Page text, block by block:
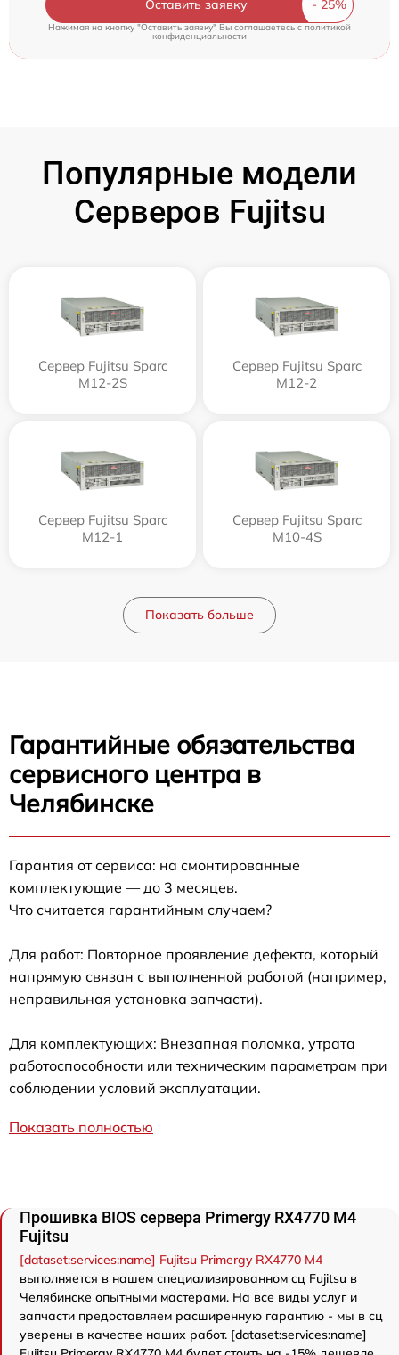
Оставить заявку
Нажимая на кнопку "Оставить заявку" Вы соглашаетесь cполитикой
конфиденциальности
Популярные модели
Серверов Fujitsu
Сервер Fujitsu Sparc
M12-2S
Сервер Fujitsu Sparc
M12-2
Сервер Fujitsu Sparc
M12-1
Сервер Fujitsu Sparc
M10-4S
Показать больше
Гарантийные обязательства
сервисного центра в
Челябинске
Гарантия от сервиса: на смонтированные
комплектующие — до 3 месяцев.
Что считается гарантийным случаем?
Для работ: Повторное проявление дефекта, который
напрямую связан с выполненной работой (например,
неправильная установка запчасти).
Для комплектующих: Внезапная поломка, утрата
работоспособности или техническим параметрам при
соблюдении условий эксплуатации.
Показать полностью
Прошивка BIOS сервера Primergy RX4770 M4
Fujitsu
[dataset:services:name] Fujitsu Primergy RX4770 M4
выполняется в нашем специализированном сц Fujitsu в
Челябинске опытными мастерами. На все виды услуг и
запчасти предоставляем расширенную гарантию - мы в сц
уверены в качестве наших работ. [dataset:services:name]